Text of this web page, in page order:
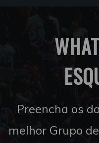
Preencha os
melhor Grupo